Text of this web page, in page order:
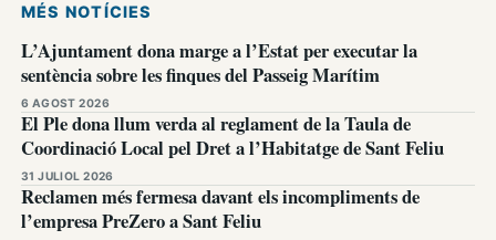
MÉS NOTÍCIES
L’Ajuntament dona marge a l’Estat per executar la
sentència sobre les finques del Passeig Marítim
6 AGOST 2026
El Ple dona llum verda al reglament de la Taula de
Coordinació Local pel Dret a l’Habitatge de Sant Feliu
31 JULIOL 2026
Reclamen més fermesa davant els incompliments de
l’empresa PreZero a Sant Feliu